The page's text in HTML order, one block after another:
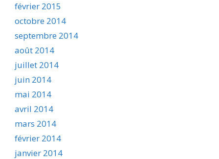
février 2015
octobre 2014
septembre 2014
août 2014
juillet 2014
juin 2014
mai 2014
avril 2014
mars 2014
février 2014
janvier 2014